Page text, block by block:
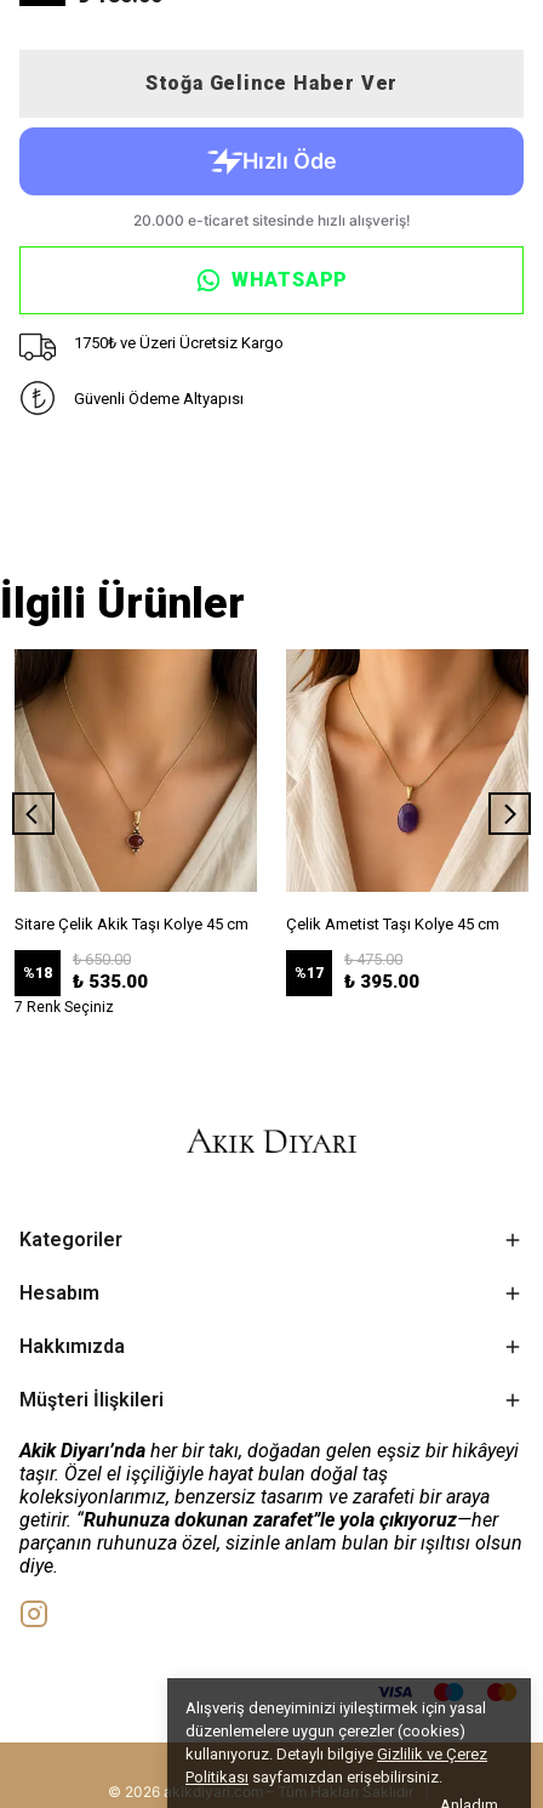
Alışveriş deneyiminizi iyileştirmek için yasal
düzenlemelere uygun çerezler (cookies)
kullanıyoruz. Detaylı bilgiye Gizlilik ve Çerez
Politikası sayfamızdan erişebilirsiniz.
Stoğa Gelince Haber Ver
WHATSAPP
1750₺ ve Üzeri Ücretsiz Kargo
Güvenli Ödeme Altyapısı
İlgili Ürünler
Sitare Çelik Akik Taşı Kolye 45 cm
%18
₺ 650.00
₺ 535.00
7 Renk Seçiniz
Çelik Ametist Taşı Kolye 45 cm
%17
₺ 475.00
₺ 395.00
Kategoriler
Hesabım
Hakkımızda
Müşteri İlişkileri
Akik Diyarı’nda her bir takı, doğadan gelen eşsiz bir hikâyeyi
taşır. Özel el işçiliğiyle hayat bulan doğal taş
koleksiyonlarımız, benzersiz tasarım ve zarafeti bir araya
getirir. “Ruhunuza dokunan zarafet”le yola çıkıyoruz—her
parçanın ruhunuza özel, sizinle anlam bulan bir ışıltısı olsun
diye.
© 2026 akikdiyari.com – Tüm Hakları Saklıdır